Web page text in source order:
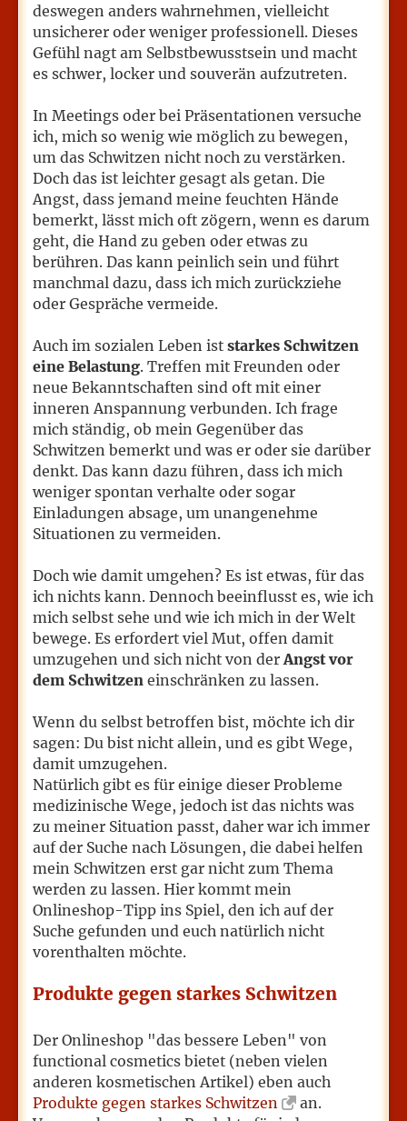
deswegen anders wahrnehmen, vielleicht
unsicherer oder weniger professionell. Dieses
Gefühl nagt am Selbstbewusstsein und macht
es schwer, locker und souverän aufzutreten.
In Meetings oder bei Präsentationen versuche
ich, mich so wenig wie möglich zu bewegen,
um das Schwitzen nicht noch zu verstärken.
Doch das ist leichter gesagt als getan. Die
Angst, dass jemand meine feuchten Hände
bemerkt, lässt mich oft zögern, wenn es darum
geht, die Hand zu geben oder etwas zu
berühren. Das kann peinlich sein und führt
manchmal dazu, dass ich mich zurückziehe
oder Gespräche vermeide.
Auch im sozialen Leben ist starkes Schwitzen
eine Belastung. Treffen mit Freunden oder
neue Bekanntschaften sind oft mit einer
inneren Anspannung verbunden. Ich frage
mich ständig, ob mein Gegenüber das
Schwitzen bemerkt und was er oder sie darüber
denkt. Das kann dazu führen, dass ich mich
weniger spontan verhalte oder sogar
Einladungen absage, um unangenehme
Situationen zu vermeiden.
Doch wie damit umgehen? Es ist etwas, für das
ich nichts kann. Dennoch beeinflusst es, wie ich
mich selbst sehe und wie ich mich in der Welt
bewege. Es erfordert viel Mut, offen damit
umzugehen und sich nicht von der Angst vor
dem Schwitzen einschränken zu lassen.
Wenn du selbst betroffen bist, möchte ich dir
sagen: Du bist nicht allein, und es gibt Wege,
damit umzugehen.
Natürlich gibt es für einige dieser Probleme
medizinische Wege, jedoch ist das nichts was
zu meiner Situation passt, daher war ich immer
auf der Suche nach Lösungen, die dabei helfen
mein Schwitzen erst gar nicht zum Thema
werden zu lassen. Hier kommt mein
Onlineshop-Tipp ins Spiel, den ich auf der
Suche gefunden und euch natürlich nicht
vorenthalten möchte.
Produkte gegen starkes Schwitzen
Der Onlineshop "das bessere Leben" von
functional cosmetics bietet (neben vielen
anderen kosmetischen Artikel) eben auch
Produkte gegen starkes Schwitzen
an.